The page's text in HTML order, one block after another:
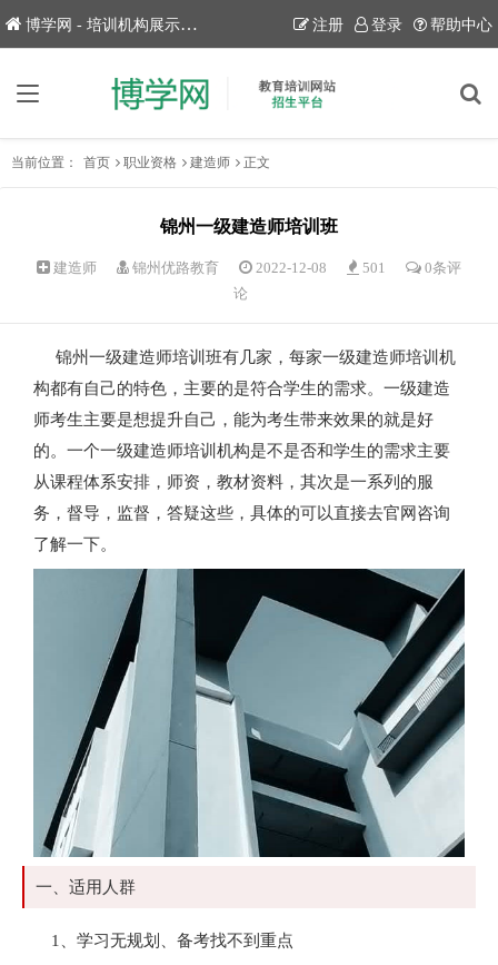
博学网 - 培训机构展示平台！ 注册 登录 帮助中心
当前位置： 首页 职业资格 建造师 正文
锦州一级建造师培训班
建造师 锦州优路教育 2022-12-08 501
0条评
论
锦州一级建造师培训班有几家，每家一级建造师培训机
构都有自己的特色，主要的是符合学生的需求。一级建造
师考生主要是想提升自己，能为考生带来效果的就是好
的。一个一级建造师培训机构是不是否和学生的需求主要
从课程体系安排，师资，教材资料，其次是一系列的服
务，督导，监督，答疑这些，具体的可以直接去官网咨询
了解一下。
一、适用人群
1、学习无规划、备考找不到重点